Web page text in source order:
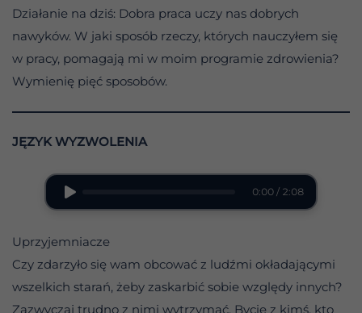
Działanie na dziś: Dobra praca uczy nas dobrych
nawyków. W jaki sposób rzeczy, których nauczyłem się
w pracy, pomagają mi w moim programie zdrowienia?
Wymienię pięć sposobów.
JĘZYK WYZWOLENIA
0:00 / 2:08
Uprzyjemniacze
Czy zdarzyło się wam obcować z ludźmi okładającymi
wszelkich starań, żeby zaskarbić sobie względy innych?
Zazwyczaj trudno z nimi wytrzymać. Bycie z kimś, kto